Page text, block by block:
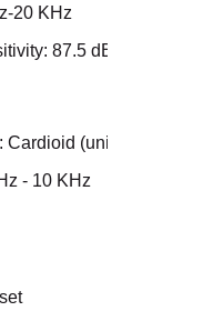
20 KHz
87.5 dB SPL/mW
(unidirectional)
- 10 KHz